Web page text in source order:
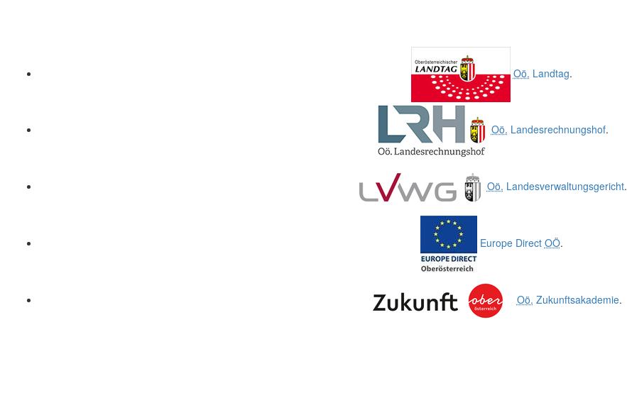
Oö. Landtag.
Oö. Landesrechnungshof.
Oö. Landesverwaltungsgericht.
Europe Direct OÖ.
Oö. Zukunftsakademie.